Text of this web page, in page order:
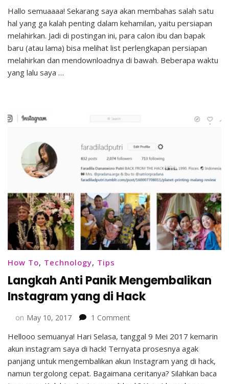
Perlengkapan
Persiapan
Melahirkan
ala
Faradila
Hallo semuaaaa! Sekarang saya akan membahas salah satu
hal yang ga kalah penting dalam kehamilan, yaitu persiapan
melahirkan. Jadi di postingan ini, para calon ibu dan bapak
baru (atau lama) bisa melihat list perlengkapan persiapan
melahirkan dan mendownloadnya di bawah. Beberapa waktu
yang lalu saya …
How To, Technology, Tips
Langkah Anti Panik Mengembalikan
Instagram yang di Hack
on May 10, 2017 1 Commenton
Anti
Panik
Mengembalikan
Instagram
yang
Hellooo semuanya! Hari Selasa, tanggal 9 Mei 2017 kemarin
akun instagram saya di hack! Ternyata prosesnya agak
panjang untuk mengembalikan akun Instagram yang di hack,
namun tergolong cepat. Bagaimana ceritanya? Silahkan baca